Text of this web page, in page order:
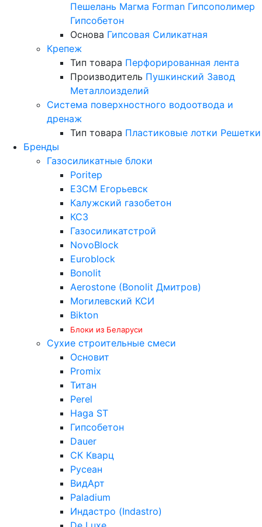
Пешелань Магма Forman Гипсополимер
Гипсобетон
Основа Гипсовая Силикатная
Крепеж
Тип товара Перфорированная лента
Производитель Пушкинский Завод
Металлоизделий
Система поверхностного водоотвода и
дренаж
Тип товара Пластиковые лотки Решетки
Бренды
Газосиликатные блоки
Poritep
ЕЗСМ Егорьевск
Калужский газобетон
КСЗ
Газосиликатстрой
NovoBlock
Euroblock
Bonolit
Aerostone (Bonolit Дмитров)
Могилевский КСИ
Bikton
Блоки из Беларуси
Сухие строительные смеси
Основит
Promix
Титан
Perel
Haga ST
Гипсобетон
Dauer
СК Кварц
Русеан
ВидАрт
Paladium
Индастро (Indastro)